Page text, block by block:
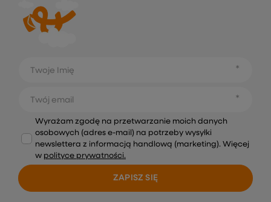
Twoje Imię
Twój email
Wyrażam zgodę na przetwarzanie moich danych
osobowych (adres e-mail) na potrzeby wysyłki
newslettera z informacją handlową (marketing). Więcej
w polityce prywatności.
ZAPISZ SIĘ